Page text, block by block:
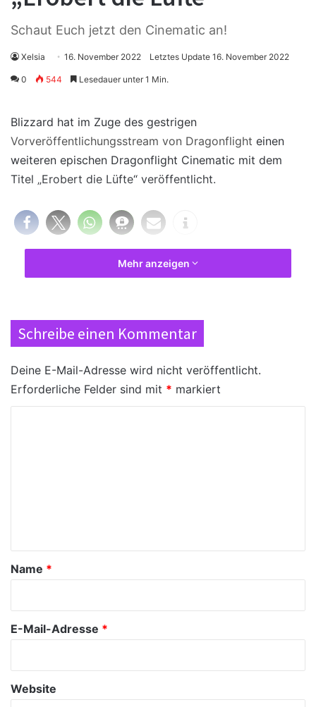
Schaut Euch jetzt den Cinematic an!
Xelsia 16. November 2022 Letztes Update 16. November 2022
0 544 Lesedauer unter 1 Min.
Blizzard hat im Zuge des gestrigen
Vorveröffentlichungsstream von Dragonflight einen
weiteren epischen Dragonflight Cinematic mit dem
Titel „Erobert die Lüfte“ veröffentlicht.
Mehr anzeigen
Schreibe einen Kommentar
Deine E-Mail-Adresse wird nicht veröffentlicht.
Erforderliche Felder sind mit * markiert
a
*
Name *
E-Mail-Adresse *
Website